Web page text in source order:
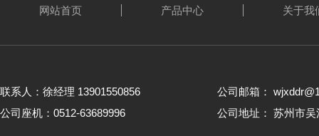
网站首页 产品中心 关于我
联系人：徐经理 13901550856
公司邮箱：
公司座机：0512-63689996
公司地址： 苏州市